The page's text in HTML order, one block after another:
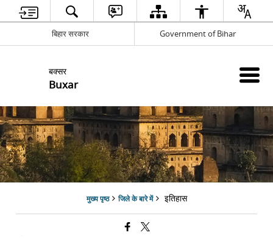
बिहार सरकार Government of Bihar
बक्सर
Buxar
मुख्य पृष्ठ जिले के बारे में इतिहास